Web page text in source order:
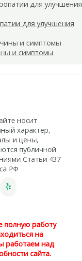
для улучшения
и симптомы
носит
характер,
и цены,
публичной
Статьи 437
РФ
полную работу
на
работаем над
сайта.